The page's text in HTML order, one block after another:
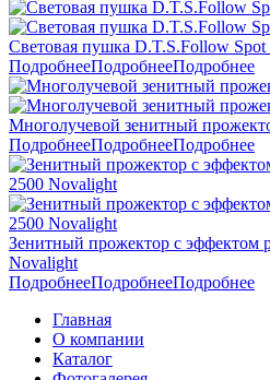
Световая пушка D.T.S.Follow
ПодробнееПодробнееПодробнее
Многолучевой зенитный
ПодробнееПодробнееПодробнее
Зенитный прожектор с эффектом
Novalight
ПодробнееПодробнееПодробнее
Главная
О компании
Каталог